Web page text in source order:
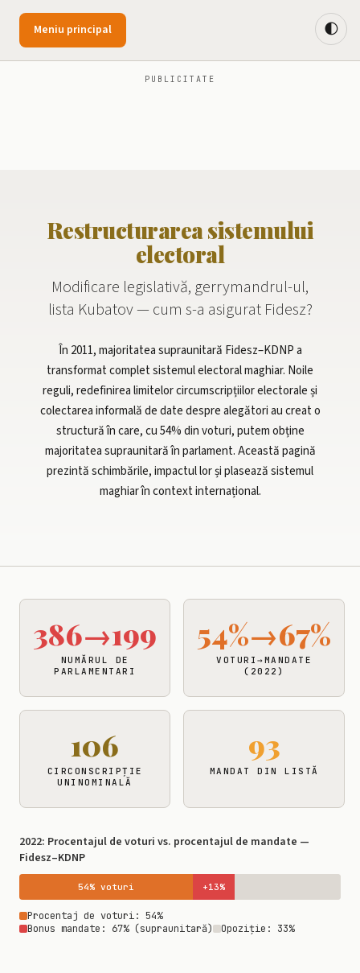
Meniu principal
PUBLICITATE
🌓
Restructurarea sistemului
electoral
Modificare legislativă, gerrymandrul-ul,
lista Kubatov — cum s-a asigurat Fidesz?
În 2011, majoritatea supraunitară Fidesz–KDNP a
transformat complet sistemul electoral maghiar. Noile
reguli, redefinirea limitelor circumscripțiilor electorale și
colectarea informală de date despre alegători au creat o
structură în care, cu 54% din voturi, putem obține
majoritatea supraunitară în parlament. Această pagină
prezintă schimbările, impactul lor și plasează sistemul
maghiar în context internațional.
386→199
NUMĂRUL DE
PARLAMENTARI
54%→67%
VOTURI→MANDATE
(2022)
106
CIRCONSCRIPȚIE
UNINOMINALĂ
93
MANDAT DIN LISTĂ
2022: Procentajul de voturi vs. procentajul de mandate —
Fidesz–KDNP
54% voturi +13%
Procentaj de voturi: 54%
Bonus mandate: 67% (supraunitară)
Opoziție: 33%